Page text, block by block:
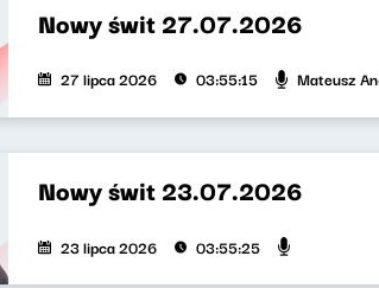
Nowy świt 27.07.2026
27 lipca 2026 03:55:15 Mateusz
Nowy świt 23.07.2026
23 lipca 2026 03:55:25